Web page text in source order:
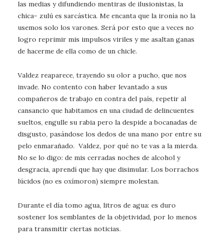
las medias y difundiendo mentiras de ilusionistas, la
chica- zulú es sarcástica. Me encanta que la ironía no la
usemos solo los varones. Será por esto que a veces no
logro reprimir mis impulsos viriles y me asaltan ganas
de hacerme de ella como de un chicle.
Valdez reaparece, trayendo su olor a pucho, que nos
invade. No contento con haber levantado a sus
compañeros de trabajo en contra del país, repetir al
cansancio que habitamos en una ciudad de delincuentes
sueltos, engulle su rabia pero la despide a bocanadas de
disgusto, pasándose los dedos de una mano por entre su
pelo enmarañado. Valdez, por qué no te vas a la mierda.
No se lo digo: de mis cerradas noches de alcohol y
desgracia, aprendí que hay que disimular. Los borrachos
lúcidos (no es oxímoron) siempre molestan.
Durante el día tomo agua, litros de agua: es duro
sostener los semblantes de la objetividad, por lo menos
para transmitir ciertas noticias.